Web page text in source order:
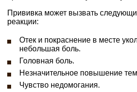
Прививка может вызвать
реакции:
Отек и покраснение в месте
небольшая боль.
Головная боль.
Незначительное повышение
Чувство недомогания.